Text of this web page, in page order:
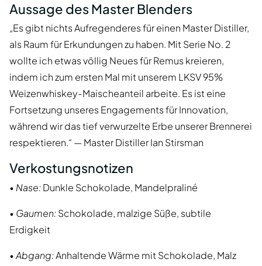
Aussage des Master Blenders
„Es gibt nichts Aufregenderes für einen Master Distiller,
als Raum für Erkundungen zu haben. Mit Serie No. 2
wollte ich etwas völlig Neues für Remus kreieren,
indem ich zum ersten Mal mit unserem LKSV 95%
Weizenwhiskey-Maischeanteil arbeite. Es ist eine
Fortsetzung unseres Engagements für Innovation,
während wir das tief verwurzelte Erbe unserer Brennerei
respektieren.“ — Master Distiller Ian Stirsman
Verkostungsnotizen
• Nase:Dunkle Schokolade, Mandelpraliné
• Gaumen:Schokolade, malzige Süße, subtile
Erdigkeit
•Abgang:Anhaltende Wärme mit Schokolade, Malz